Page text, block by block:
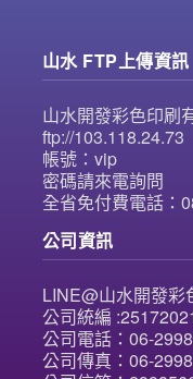
山水 FTP上傳資訊
山水開發彩色印刷
ftp://103.118.24.73
帳號：vip
密碼請來電詢問
全省免付費電話：
公司資訊
LINE@山水開發彩
公司統編
公司電話：06-
公司傳真：06-